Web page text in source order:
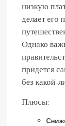
низкую
делает его
Однако
придется
без какой-
Плюсы: